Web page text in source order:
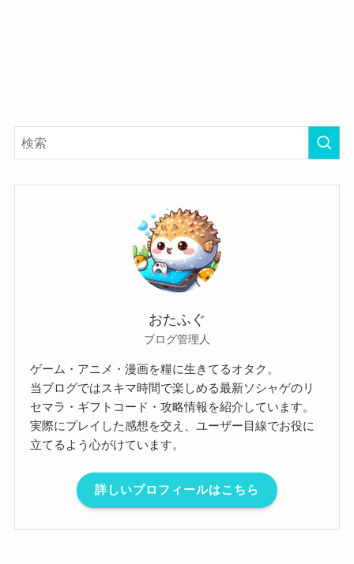
おたふぐ
ブログ管理人
ゲーム・アニメ・漫画を糧に生きてるオタク。
当ブログではスキマ時間で楽しめる最新ソシャゲのリ
セマラ・ギフトコード・攻略情報を紹介しています。
実際にプレイした感想を交え、ユーザー目線でお役に
立てるよう心がけています。
詳しいプロフィールはこちら